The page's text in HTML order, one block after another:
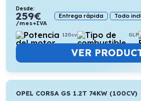
Desde:
259€
/mes+IVA
Entrega rápida Todo
120cv GLP
VER
OPEL CORSA GS 1.2T 74KW (100CV)